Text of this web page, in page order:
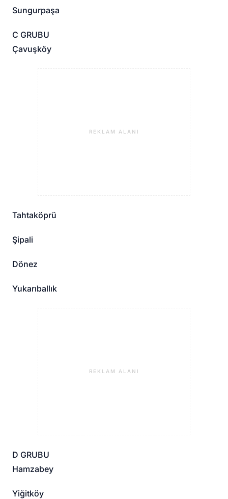
Sungurpaşa
C GRUBU
Çavuşköy
REKLAM ALANI
Tahtaköprü
Şipali
Dönez
Yukarıballık
REKLAM ALANI
D GRUBU
Hamzabey
Yiğitköy